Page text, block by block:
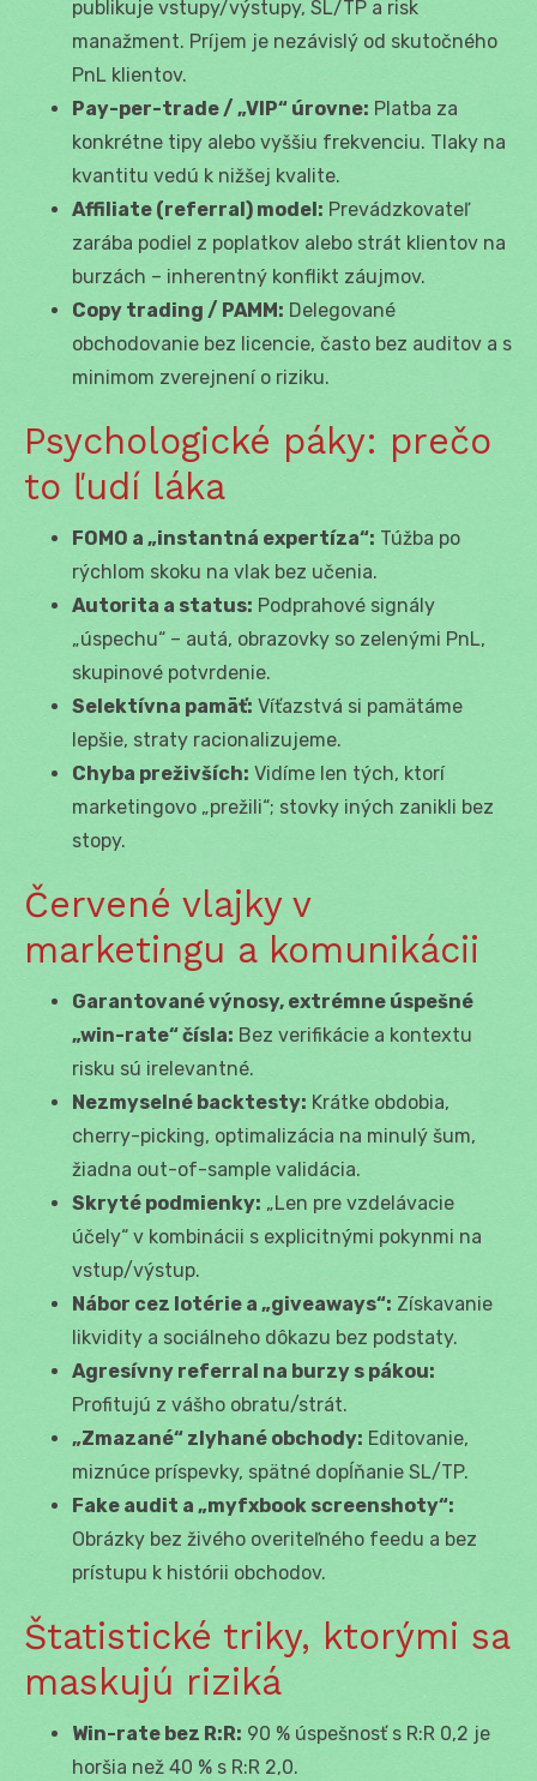
publikuje vstupy/výstupy, SL/TP a risk
manažment. Príjem je nezávislý od skutočného
PnL klientov.
Pay-per-trade / „VIP“ úrovne: Platba za
konkrétne tipy alebo vyššiu frekvenciu. Tlaky na
kvantitu vedú k nižšej kvalite.
Affiliate (referral) model: Prevádzkovateľ
zarába podiel z poplatkov alebo strát klientov na
burzách – inherentný konflikt záujmov.
Copy trading / PAMM: Delegované
obchodovanie bez licencie, často bez auditov a s
minimom zverejnení o riziku.
Psychologické páky: prečo
to ľudí láka
FOMO a „instantná expertíza“: Túžba po
rýchlom skoku na vlak bez učenia.
Autorita a status: Podprahové signály
„úspechu“ – autá, obrazovky so zelenými PnL,
skupinové potvrdenie.
Selektívna pamäť: Víťazstvá si pamätáme
lepšie, straty racionalizujeme.
Chyba preživších: Vidíme len tých, ktorí
marketingovo „prežili“; stovky iných zanikli bez
stopy.
Červené vlajky v
marketingu a komunikácii
Garantované výnosy, extrémne úspešné
„win-rate“ čísla: Bez verifikácie a kontextu
risku sú irelevantné.
Nezmyselné backtesty: Krátke obdobia,
cherry-picking, optimalizácia na minulý šum,
žiadna out-of-sample validácia.
Skryté podmienky: „Len pre vzdelávacie
účely“ v kombinácii s explicitnými pokynmi na
vstup/výstup.
Nábor cez lotérie a „giveaways“: Získavanie
likvidity a sociálneho dôkazu bez podstaty.
Agresívny referral na burzy s pákou:
Profitujú z vášho obratu/strát.
„Zmazané“ zlyhané obchody: Editovanie,
miznúce príspevky, spätné dopĺňanie SL/TP.
Fake audit a „myfxbook screenshoty“:
Obrázky bez živého overiteľného feedu a bez
prístupu k histórii obchodov.
Štatistické triky, ktorými sa
maskujú riziká
Win-rate bez R:R: 90 % úspešnosť s R:R 0,2 je
horšia než 40 % s R:R 2,0.